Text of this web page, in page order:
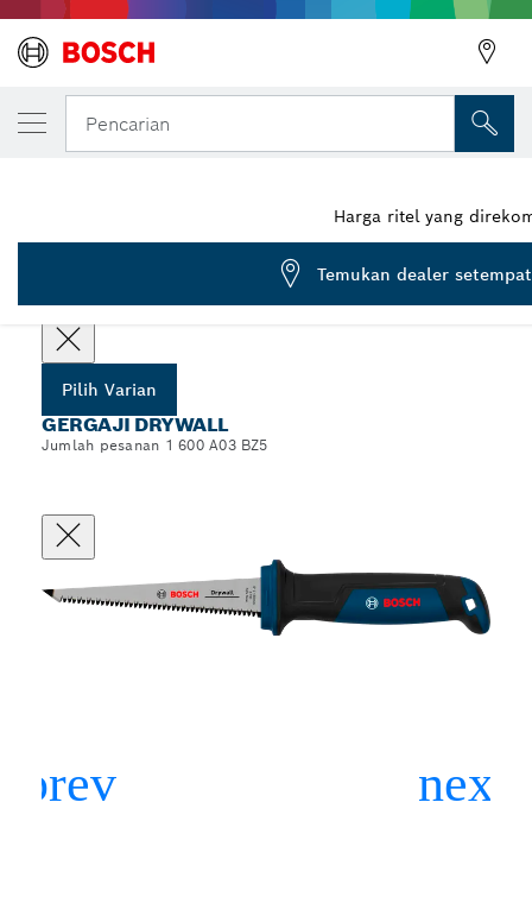
Pencarian
Pilih spesifikasi Anda
Pilih Varian
GERGAJI DRYWALL
Jumlah pesanan 1 600 A03 BZ5
VARIAN PILIHAN ANDA
Gergaji Drywall 150 mm/6", 8 TPI
1 600 A03 BZ5
Harga ritel yang
Temukan dealer setempat